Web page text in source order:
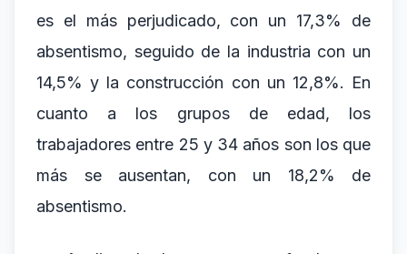
es el más perjudicado, con un 17,3% de
absentismo, seguido de la industria con un
14,5% y la construcción con un 12,8%. En
cuanto a los grupos de edad, los
trabajadores entre 25 y 34 años son los que
más se ausentan, con un 18,2% de
absentismo.